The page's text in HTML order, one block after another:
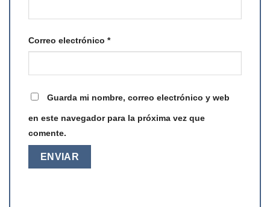
Correo electrónico *
Guarda mi nombre, correo electrónico y web
en este navegador para la próxima vez que
comente.